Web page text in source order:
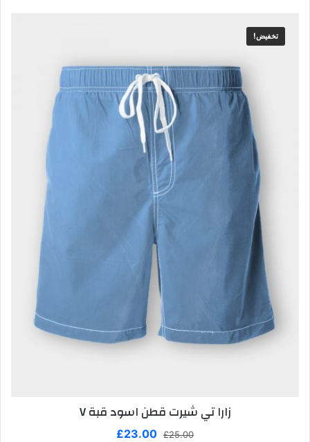
تخفيض!
زارا تي شيرت قطن اسود قبة V
£25.00
السعر £23.00